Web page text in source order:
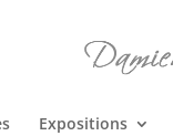
Expositions